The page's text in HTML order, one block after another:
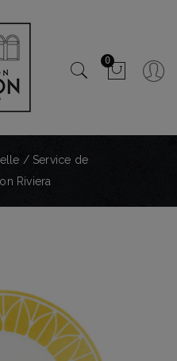
0
/ Service de
Riviera